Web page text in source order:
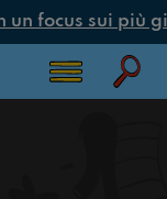
focus sui più